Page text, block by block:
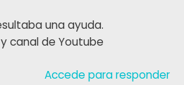
una ayuda.
canal de Youtube
Accede para responder